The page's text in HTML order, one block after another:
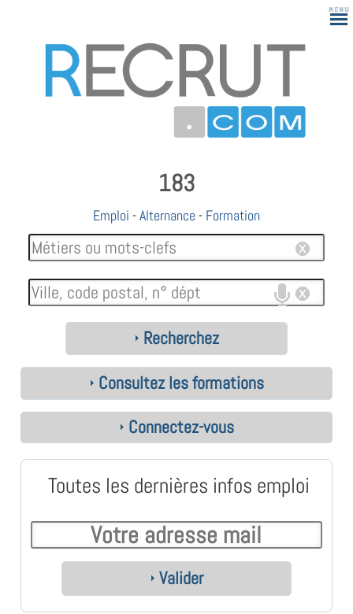
183
Emploi -Alternance - Formation
Recherchez
Consultez les formations
Connectez-vous
Toutes les dernières infos emploi
Valider